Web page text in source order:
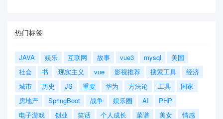
热门标签
JAVA 娱乐 互联网 故事 vue3 mysql
美国
社会
书 现实主义 vue 影视推荐 搜索工具
经济
城市
历史 JS 重要 华为 方法论 工具
国家
房地产
SpringBoot 战争 娱乐圈 AI
PHP
电子游戏
创业 笑话 个人成长 菜谱 美女
情感